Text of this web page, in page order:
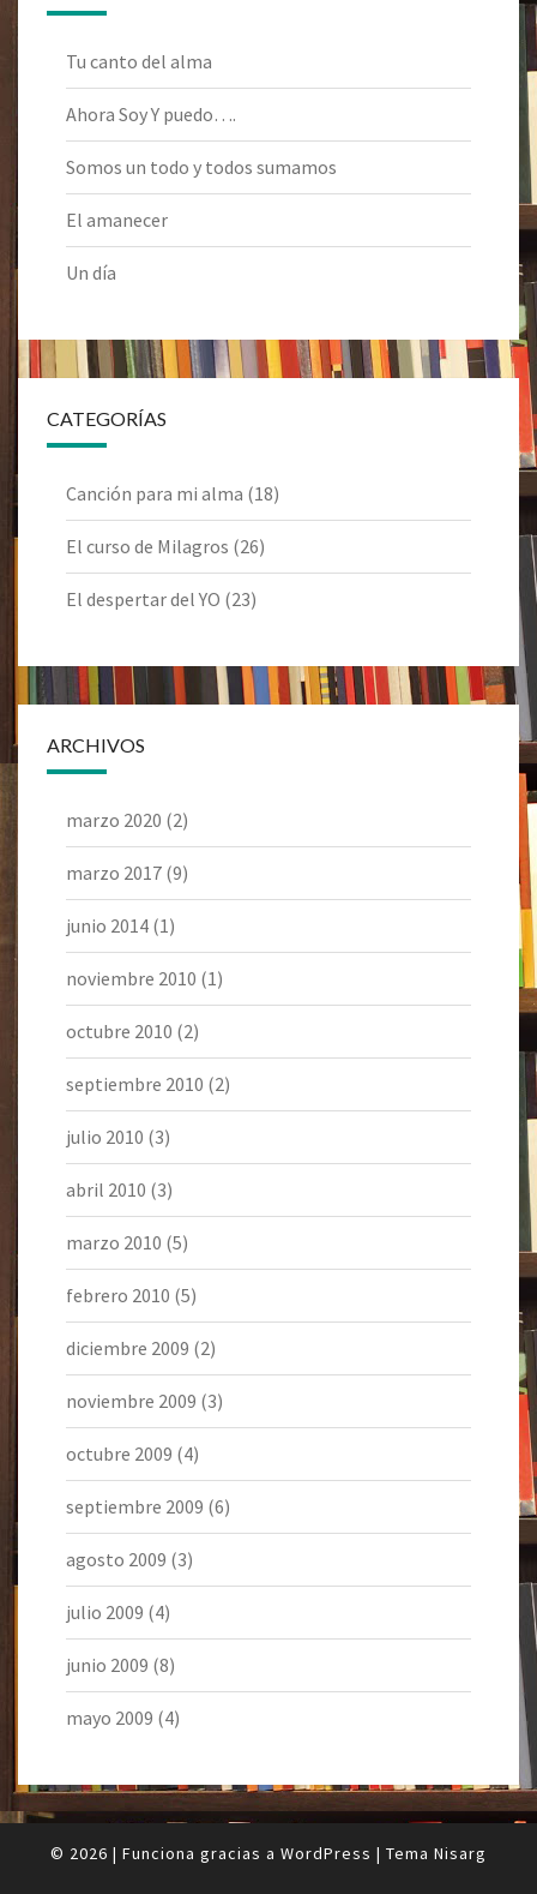
Tu canto del alma
Ahora Soy Y puedo….
Somos un todo y todos sumamos
El amanecer
Un día
CATEGORÍAS
Canción para mi alma (18)
El curso de Milagros (26)
El despertar del YO (23)
ARCHIVOS
marzo 2020 (2)
marzo 2017 (9)
junio 2014 (1)
noviembre 2010 (1)
octubre 2010 (2)
septiembre 2010 (2)
julio 2010 (3)
abril 2010 (3)
marzo 2010 (5)
febrero 2010 (5)
diciembre 2009 (2)
noviembre 2009 (3)
octubre 2009 (4)
septiembre 2009 (6)
agosto 2009 (3)
julio 2009 (4)
junio 2009 (8)
mayo 2009 (4)
© 2026 | Funciona gracias a WordPress | Tema Nisarg